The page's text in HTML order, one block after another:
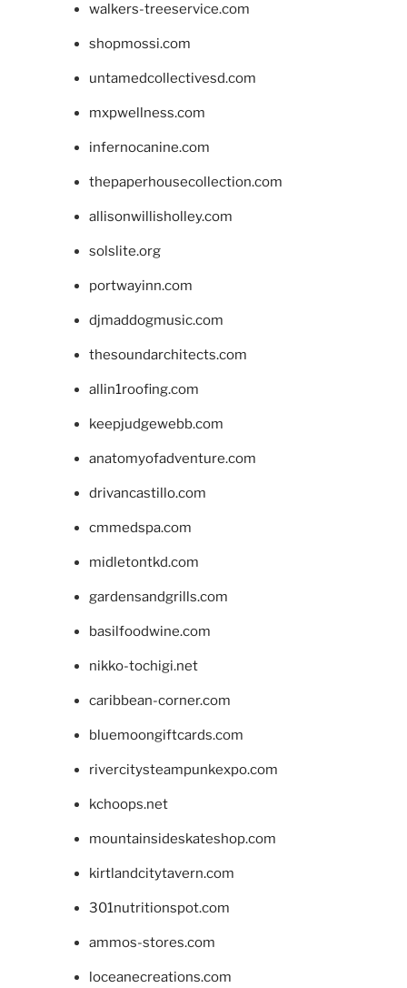
walkers-treeservice.com
shopmossi.com
untamedcollectivesd.com
mxpwellness.com
infernocanine.com
thepaperhousecollection.com
allisonwillisholley.com
solslite.org
portwayinn.com
djmaddogmusic.com
thesoundarchitects.com
allin1roofing.com
keepjudgewebb.com
anatomyofadventure.com
drivancastillo.com
cmmedspa.com
midletontkd.com
gardensandgrills.com
basilfoodwine.com
nikko-tochigi.net
caribbean-corner.com
bluemoongiftcards.com
rivercitysteampunkexpo.com
kchoops.net
mountainsideskateshop.com
kirtlandcitytavern.com
301nutritionspot.com
ammos-stores.com
loceanecreations.com